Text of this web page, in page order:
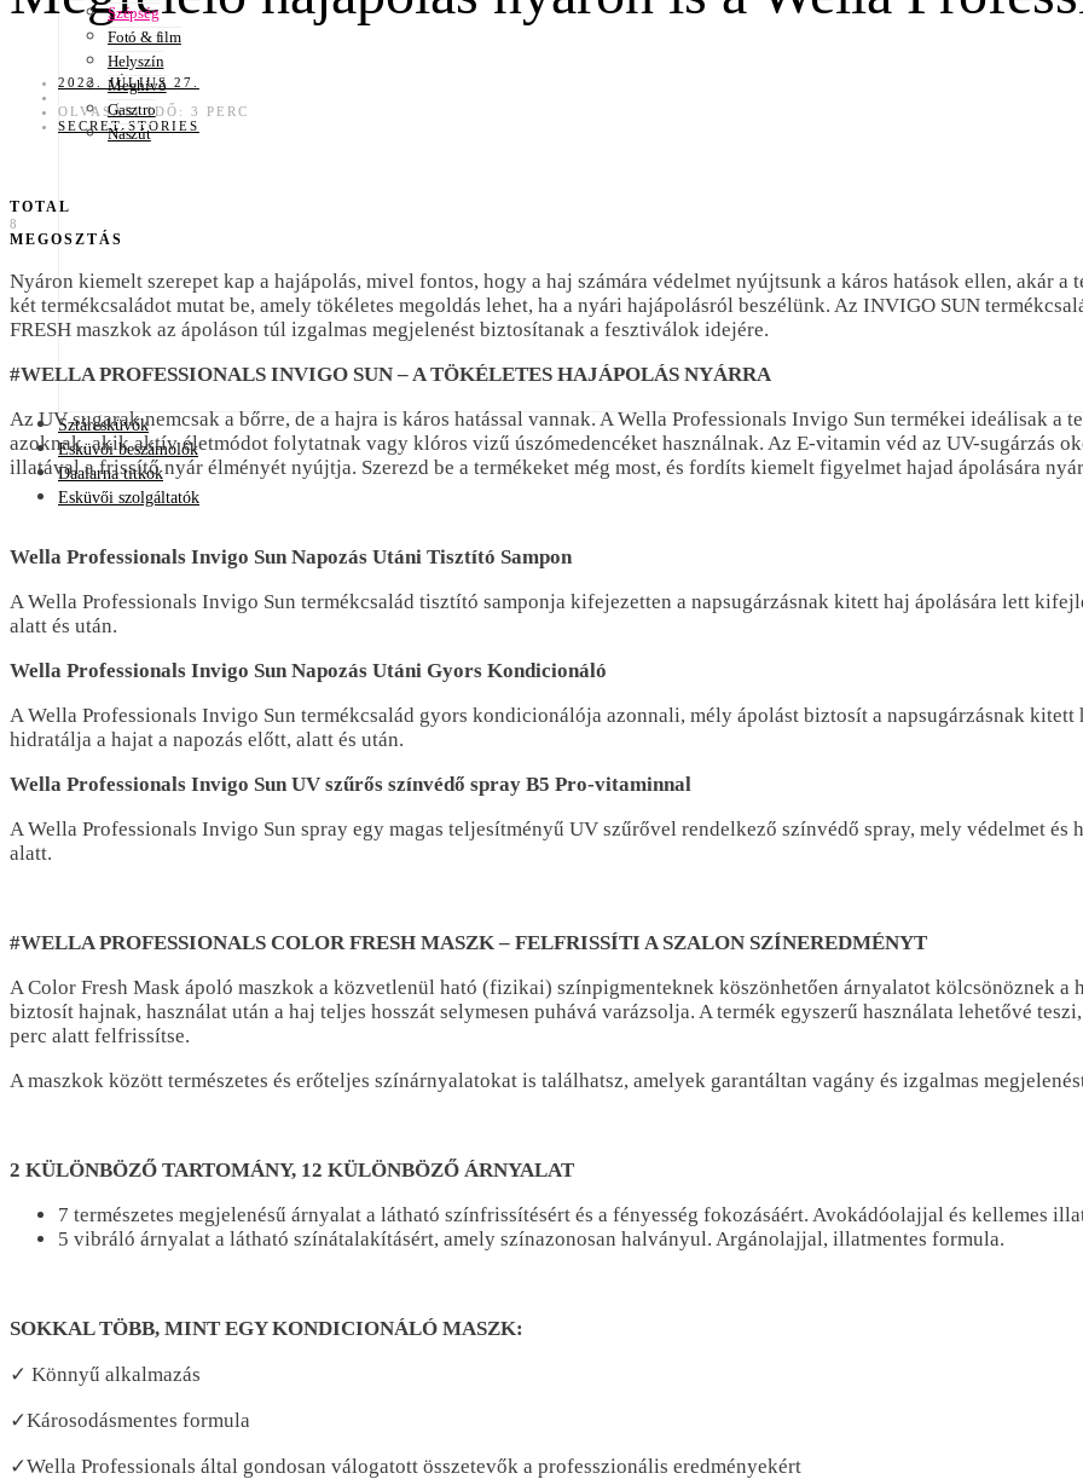
Szépség
Fotó & film
Helyszín
Meghívó
Gasztro
Nászút
Sztáresküvők
Esküvői beszámolók
Daalarna titkok
Esküvői szolgáltatók
2022. JÚLIUS 27.
OLVASÁSI IDŐ: 3 PERC
SECRET STORIES
TOTAL
8
MEGOSZTÁS
Nyáron kiemelt szerepet kap a hajápolás, mivel fontos, hogy a haj számára védelmet nyújtsunk a káros hatások ellen, akár
két termékcsaládot mutat be, amely tökéletes megoldás lehet, ha a nyári hajápolásról beszélünk. Az INVIGO SUN
FRESH maszkok az ápoláson túl izgalmas megjelenést biztosítanak a fesztiválok idejére.
#WELLA PROFESSIONALS INVIGO SUN – A TÖKÉLETES HAJÁPOLÁS NYÁRRA
Az UV sugarak nemcsak a bőrre, de a hajra is káros hatással vannak. A Wella Professionals Invigo Sun termékei ideálisak a
azoknak, akik aktív életmódot folytatnak vagy klóros vizű úszómedencéket használnak. Az E-vitamin véd az UV-sugárzás
illatával a frissítő nyár élményét nyújtja. Szerezd be a termékeket még most, és fordíts kiemelt figyelmet hajad ápolására
Wella Professionals Invigo Sun Napozás Utáni Tisztító Sampon
A Wella Professionals Invigo Sun termékcsalád tisztító samponja kifejezetten a napsugárzásnak kitett haj ápolására lett
alatt és után.
Wella Professionals Invigo Sun Napozás Utáni Gyors Kondicionáló
A Wella Professionals Invigo Sun termékcsalád gyors kondicionálója azonnali, mély ápolást biztosít a napsugárzásnak
hidratálja a hajat a napozás előtt, alatt és után.
Wella Professionals Invigo Sun UV szűrős színvédő spray B5 Pro-vitaminnal
A Wella Professionals Invigo Sun spray egy magas teljesítményű UV szűrővel rendelkező színvédő spray, mely védelmet
alatt.
#WELLA PROFESSIONALS COLOR FRESH MASZK – FELFRISSÍTI A SZALON SZÍNEREDMÉNYT
A Color Fresh Mask ápoló maszkok a közvetlenül ható (fizikai) színpigmenteknek köszönhetően árnyalatot kölcsönöznek a
biztosít hajnak, használat után a haj teljes hosszát selymesen puhává varázsolja. A termék egyszerű használata lehetővé
perc alatt felfrissítse.
A maszkok között természetes és erőteljes színárnyalatokat is találhatsz, amelyek garantáltan vagány és izgalmas
2 KÜLÖNBÖZŐ TARTOMÁNY, 12 KÜLÖNBÖZŐ ÁRNYALAT
7 természetes megjelenésű árnyalat a látható színfrissítésért és a fényesség fokozásáért. Avokádóolajjal és kellemes
5 vibráló árnyalat a látható színátalakításért, amely színazonosan halványul. Argánolajjal, illatmentes formula.
SOKKAL TÖBB, MINT EGY KONDICIONÁLÓ MASZK:
✓ Könnyű alkalmazás
✓Károsodásmentes formula
✓Wella Professionals által gondosan válogatott összetevők a professzionális eredményekért